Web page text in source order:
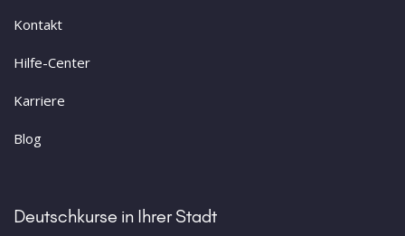
Kontakt
Hilfe-Center
Karriere
Blog
Deutschkurse in Ihrer Stadt